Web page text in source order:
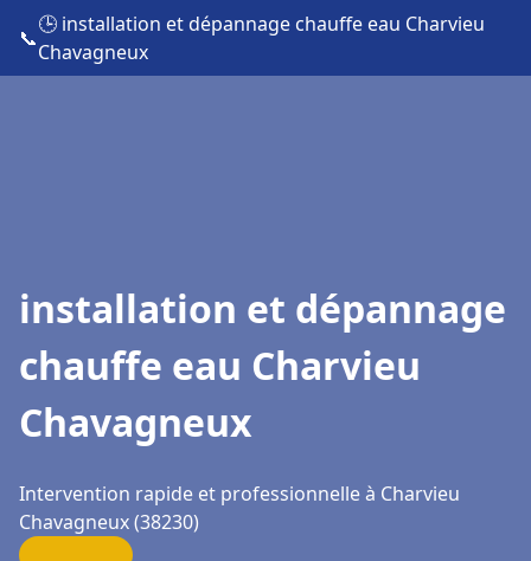
📞
🕒 installation et dépannage chauffe eau Charvieu
Chavagneux
installation et dépannage
chauffe eau Charvieu
Chavagneux
Intervention rapide et professionnelle à Charvieu
Chavagneux (38230)